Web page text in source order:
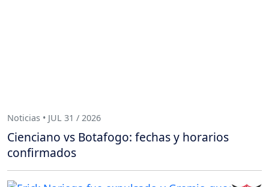
Noticias • JUL 31 / 2026
Cienciano vs Botafogo: fechas y horarios
confirmados